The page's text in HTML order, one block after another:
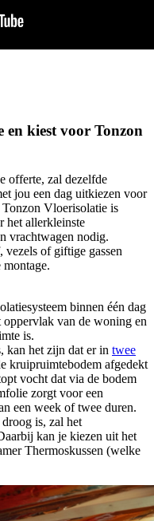
en kiest voor Tonzon
offerte, zal dezelfde
jou een dag uitkiezen voor
Tonzon Vloerisolatie is
het allerkleinste
vrachtwagen nodig.
vezels of giftige gassen
binnen één dag
van de woning en
is.
kan het zijn dat er in twee
kruipruimtebodem afgedekt
vocht dat via de bodem
zorgt voor een
een week of twee duren.
is, zal het
kan je kiezen uit het
Thermoskussen (welke